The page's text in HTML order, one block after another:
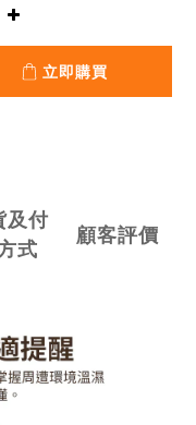
立即購買
及付
式
顧客評價